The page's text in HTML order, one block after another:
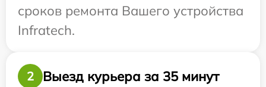
сроков ремонта Вашего устройства
Infratech.
2 Выезд курьера за 35 минут